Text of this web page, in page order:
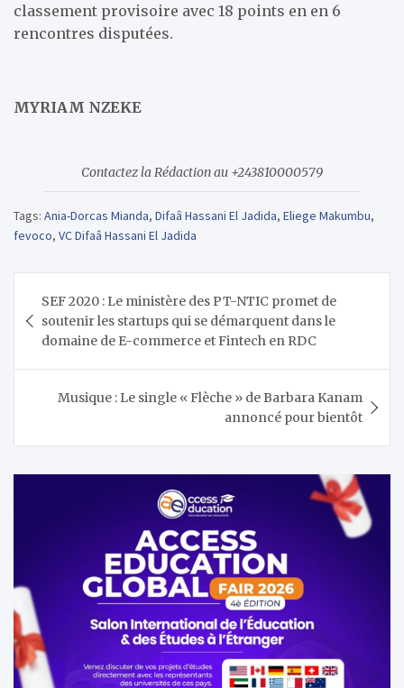
classement provisoire avec 18 points en en 6
rencontres disputées.
MYRIAM NZEKE
Contactez la Rédaction au +243810000579
Tags: Ania-Dorcas Mianda, Difaâ Hassani El Jadida, Eliege Makumbu,
fevoco, VC Difaâ Hassani El Jadida
de
l’article
SEF 2020 : Le ministère des PT-NTIC promet de
soutenir les startups qui se démarquent dans le
domaine de E-commerce et Fintech en RDC
Musique : Le single « Flèche » de Barbara Kanam
annoncé pour bientôt